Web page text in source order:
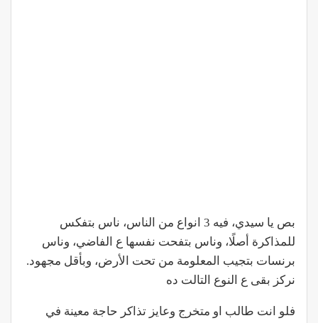
بص يا سيدي، فيه 3 انواع من الناس، ناس بتفكس
للمذاكرة أصلًا، وناس بتفحت نفسها ع الفاضي، وناس
برنسات بتجيب المعلومة من تحت الأرض، وبأقل مجهود.
نركز بقى ع النوع التالت ده
فلو انت طالب او متخرج وعايز تذاكر حاجة معينة في